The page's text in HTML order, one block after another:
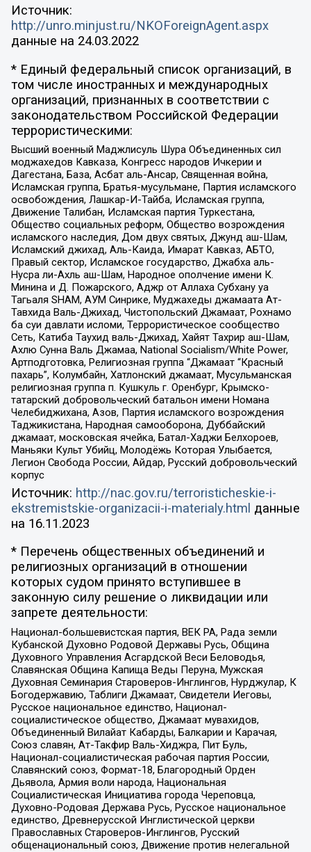
Источник:
http://unro.minjust.ru/NKOForeignAgent.aspx
данные на 24.03.2022
* Единый федеральный список организаций, в
том числе иностранных и международных
организаций, признанных в соответствии с
законодательством Российской Федерации
террористическими:
Высший военный Маджлисуль Шура Объединенных сил
моджахедов Кавказа, Конгресс народов Ичкерии и
Дагестана, База, Асбат аль-Ансар, Священная война,
Исламская группа, Братья-мусульмане, Партия исламского
освобождения, Лашкар-И-Тайба, Исламская группа,
Движение Талибан, Исламская партия Туркестана,
Общество социальных реформ, Общество возрождения
исламского наследия, Дом двух святых, Джунд аш-Шам,
Исламский джихад, Аль-Каида, Имарат Кавказ, АБТО,
Правый сектор, Исламское государство, Джабха аль-
Нусра ли-Ахль аш-Шам, Народное ополчение имени К.
Минина и Д. Пожарского, Аджр от Аллаха Субхану уа
Тагьаля SHAM, АУМ Синрике, Муджахеды джамаата Ат-
Тавхида Валь-Джихад, Чистопольский Джамаат, Рохнамо
ба суи давлати исломи, Террористическое сообщество
Сеть, Катиба Таухид валь-Джихад, Хайят Тахрир аш-Шам,
Ахлю Сунна Валь Джамаа, National Socialism/White Power,
Артподготовка, Религиозная группа “Джамаат “Красный
пахарь”, Колумбайн, Хатлонский джамаат, Мусульманская
религиозная группа п. Кушкуль г. Оренбург, Крымско-
татарский добровольческий батальон имени Номана
Челебиджихана, Азов, Партия исламского возрождения
Таджикистана, Народная самооборона, Дуббайский
джамаат, московская ячейка, Батал-Хаджи Белхороев,
Маньяки Культ Убийц, Молодёжь Которая Улыбается,
Легион Свобода России, Айдар, Русский добровольческий
корпус
Источник: http://nac.gov.ru/terroristicheskie-i-
ekstremistskie-organizacii-i-materialy.html данные
на 16.11.2023
* Перечень общественных объединений и
религиозных организаций в отношении
которых судом принято вступившее в
законную силу решение о ликвидации или
запрете деятельности:
Национал-большевистская партия, ВЕК РА, Рада земли
Кубанской Духовно Родовой Державы Русь, Община
Духовного Управления Асгардской Веси Беловодья,
Славянская Община Капища Веды Перуна, Мужская
Духовная Семинария Староверов-Инглингов, Нурджулар, К
Богодержавию, Таблиги Джамаат, Свидетели Иеговы,
Русское национальное единство, Национал-
социалистическое общество, Джамаат мувахидов,
Объединенный Вилайат Кабарды, Балкарии и Карачая,
Союз славян, Ат-Такфир Валь-Хиджра, Пит Буль,
Национал-социалистическая рабочая партия России,
Славянский союз, Формат-18, Благородный Орден
Дьявола, Армия воли народа, Национальная
Социалистическая Инициатива города Череповца,
Духовно-Родовая Держава Русь, Русское национальное
единство, Древнерусской Инглистической церкви
Православных Староверов-Инглингов, Русский
общенациональный союз, Движение против нелегальной